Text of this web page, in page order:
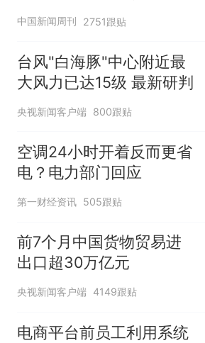
官方回应
中国新闻周刊 2751跟贴
台风"白海豚"中心附近最
大风力已达15级 最新研判
央视新闻客户端 800跟贴
空调24小时开着反而更省
电？电力部门回应
第一财经资讯 505跟贴
前7个月中国货物贸易进
出口超30万亿元
央视新闻客户端 4149跟贴
电商平台前员工利用系统